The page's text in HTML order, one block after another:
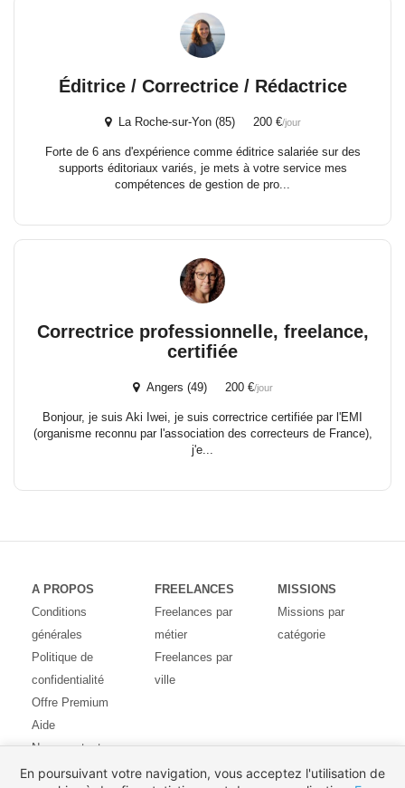
Éditrice / Correctrice / Rédactrice
La Roche-sur-Yon (85) 200 €/jour
Forte de 6 ans d'expérience comme éditrice salariée sur des
supports éditoriaux variés, je mets à votre service mes
compétences de gestion de pro...
Correctrice professionnelle, freelance,
certifiée
Angers (49) 200 €/jour
Bonjour, je suis Aki Iwei, je suis correctrice certifiée par l'EMI
(organisme reconnu par l'association des correcteurs de France),
j'e...
A PROPOS
Conditions
générales
Politique de
confidentialité
Offre Premium
Aide
Nous contacter
Avis des
FREELANCES
Freelances par
métier
Freelances par
ville
MISSIONS
Missions par
catégorie
En poursuivant votre navigation, vous acceptez l'utilisation de